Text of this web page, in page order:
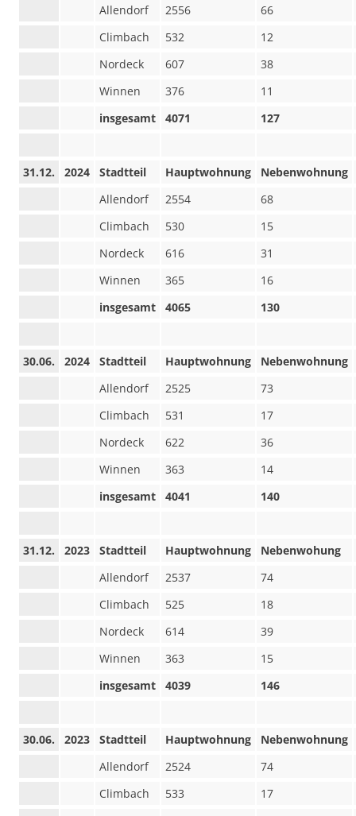
Allendorf 2556
66
Climbach
532
12
Nordeck
607
38
Winnen
376
11
insgesamt
4071 127
31.12. 2024 Stadtteil Hauptwohnung
Nebenwohnung
Allendorf
2554
68
Climbach
530
15
Nordeck
616
31
Winnen
365
16
insgesamt
4065 130
30.06. 2024 Stadtteil Hauptwohnung
Nebenwohnung
Allendorf
2525
73
Climbach
531
17
Nordeck
622
36
Winnen
363
14
insgesamt
4041 140
31.12. 2023 Stadtteil Hauptwohnung
Nebenwohung
Allendorf
2537
74
Climbach
525
18
Nordeck
614
39
Winnen
363
15
insgesamt
4039 146
30.06. 2023 Stadtteil Hauptwohnung
Nebenwohnung
Allendorf
2524
74
Climbach
533
17